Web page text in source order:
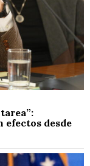
desde